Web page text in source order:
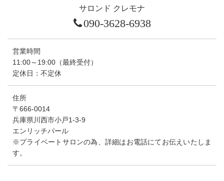
サロンド クレモナ
090-3628-6938
営業時間
11:00～19:00（最終受付）
定休日：不定休
住所
〒666-0014
兵庫県川西市小戸1-3-9
エンリッチパール
※プライベートサロンの為、詳細はお電話にてお伝えいたしま
す。